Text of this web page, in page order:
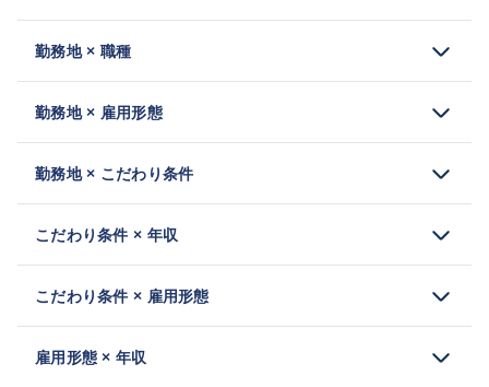
勤務地 × 職種
勤務地 × 雇用形態
勤務地 × こだわり条件
こだわり条件 × 年収
こだわり条件 × 雇用形態
雇用形態 × 年収